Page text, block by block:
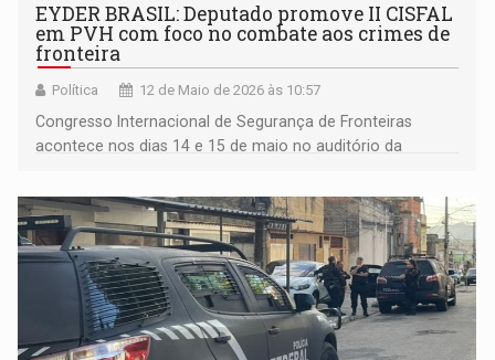
EYDER BRASIL: Deputado promove II CISFAL
em PVH com foco no combate aos crimes de
fronteira
Política 12 de Maio de 2026 às 10:57
Congresso Internacional de Segurança de Fronteiras
acontece nos dias 14 e 15 de maio no auditório da